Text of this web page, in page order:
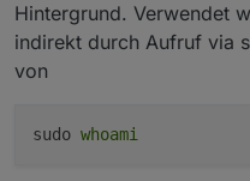
die arbeit mit
vergeben
Hintergrund. Verwendet
indirekt durch Aufruf via
von
sudo whoami